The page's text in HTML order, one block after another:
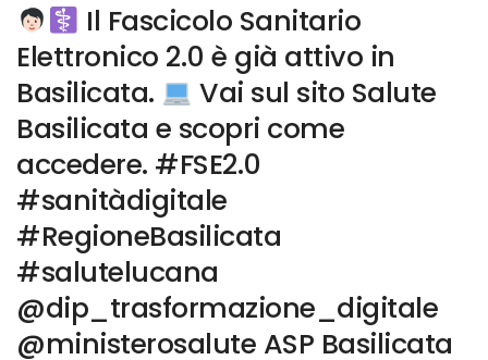
Il Fascicolo Sanitario
Elettronico 2.0 è già attivo in
Basilicata.
Vai sul sito Salute
Basilicata e scopri come
accedere. #FSE2.0
#sanitàdigitale
#RegioneBasilicata
#salutelucana
@dip_trasformazione_digitale
@ministerosalute ASP Basilicata